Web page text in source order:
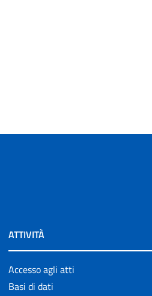
ATTIVITÀ
Accesso agli atti
Basi di dati